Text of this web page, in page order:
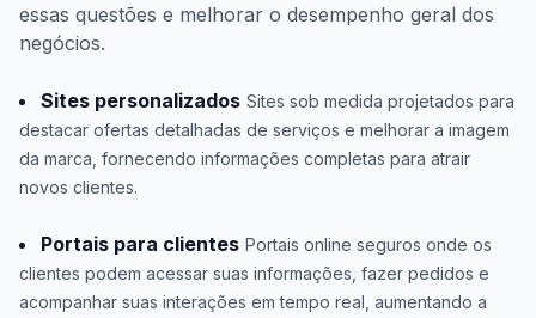
essas questões e melhorar o desempenho geral dos
negócios.
Sites personalizados Sites sob medida projetados para
destacar ofertas detalhadas de serviços e melhorar a imagem
da marca, fornecendo informações completas para atrair
novos clientes.
Portais para clientes Portais online seguros onde os
clientes podem acessar suas informações, fazer pedidos e
acompanhar suas interações em tempo real, aumentando a